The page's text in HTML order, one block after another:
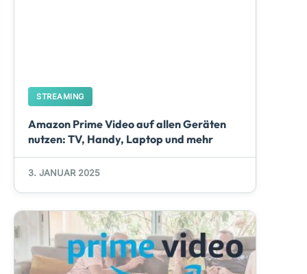
STREAMING
Amazon Prime Video auf allen Geräten
nutzen: TV, Handy, Laptop und mehr
3. JANUAR 2025